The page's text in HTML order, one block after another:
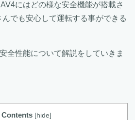
にはどの様な安全機能が搭載さ
でも安心して運転する事ができる
全性能について解説をしていきま
Contents [hide]